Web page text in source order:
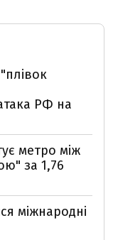
РФ на
метро між
за 1,76
міжнародні